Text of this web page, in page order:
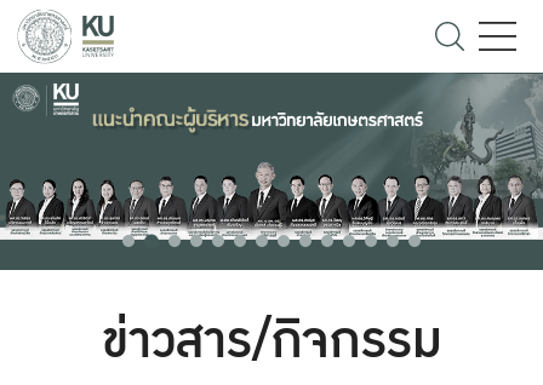
ข่าวสาร/กิจกรรม